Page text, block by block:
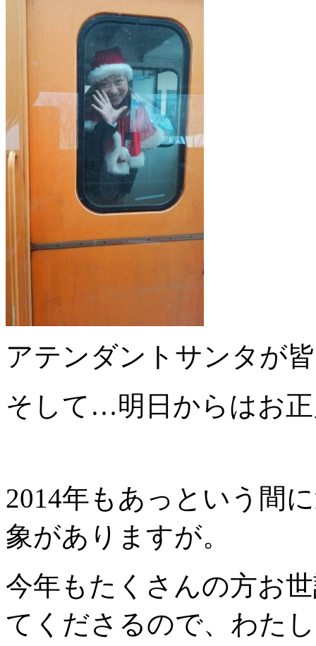
アテンダントサンタが
そして…明日からはお
2014年もあっという間
象がありますが。
今年もたくさんの方お
てくださるので、わた